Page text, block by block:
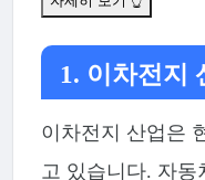
1. 이차전지
이차전지 산업은
고 있습니다. 자